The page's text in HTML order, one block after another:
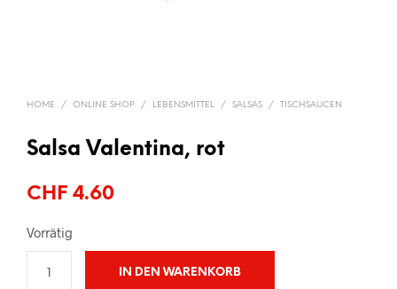
HOME / ONLINE SHOP / LEBENSMITTEL / SALSAS / TISCHSAUCEN
Salsa Valentina, rot
CHF 4.60
Vorrätig
IN DEN WARENKORB